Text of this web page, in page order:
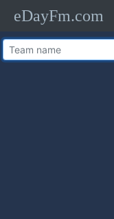
eDayFm.com